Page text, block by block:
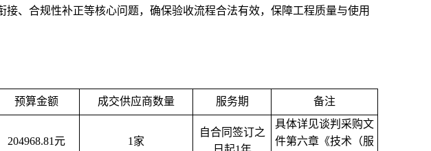
、合规性补正等核心问题，确保验收流程合法有效，保障工程质量与使用
预算金额 成交供应商数量 服务期 备注
204968.81 元 1 家
自合同签订之
具体详见谈判采购文
件第六章《技术（服